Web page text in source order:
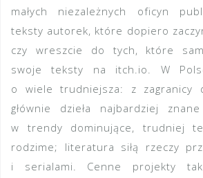
małych niezależnych oficyn
teksty autorek, które dopiero
czy wreszcie do tych, które
swoje teksty na itch.io. W
o wiele trudniejsza: z zagranicy
głównie dzieła najbardziej
w trendy dominujące, trudniej
rodzime; literatura siłą rzeczy
i serialami. Cenne projekty